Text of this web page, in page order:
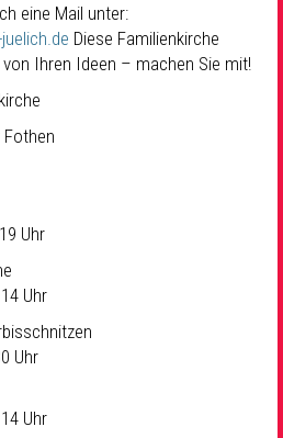
eine Mail unter:
Diese Familienkirche
Ihren Ideen – machen Sie mit!
Uhr
Uhr
Uhr
Uhr